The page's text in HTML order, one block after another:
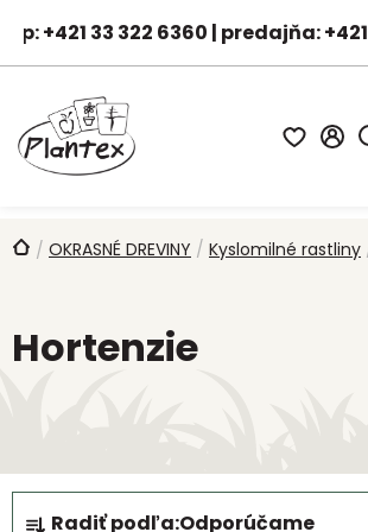
obsah
+421 33 322 6360 | predajňa:
PACKY
ZĽAVY
OVOCIE
Domov
/ OKRASNÉ DREVINY / Kyslomilné rastliny
Hortenzie
R Radiť podľa:Odporúčame